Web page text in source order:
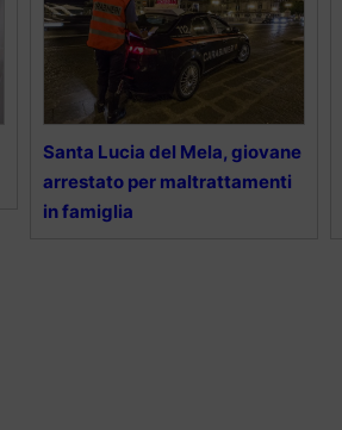
Santa Lucia del Mela, giovane
arrestato per maltrattamenti
in famiglia